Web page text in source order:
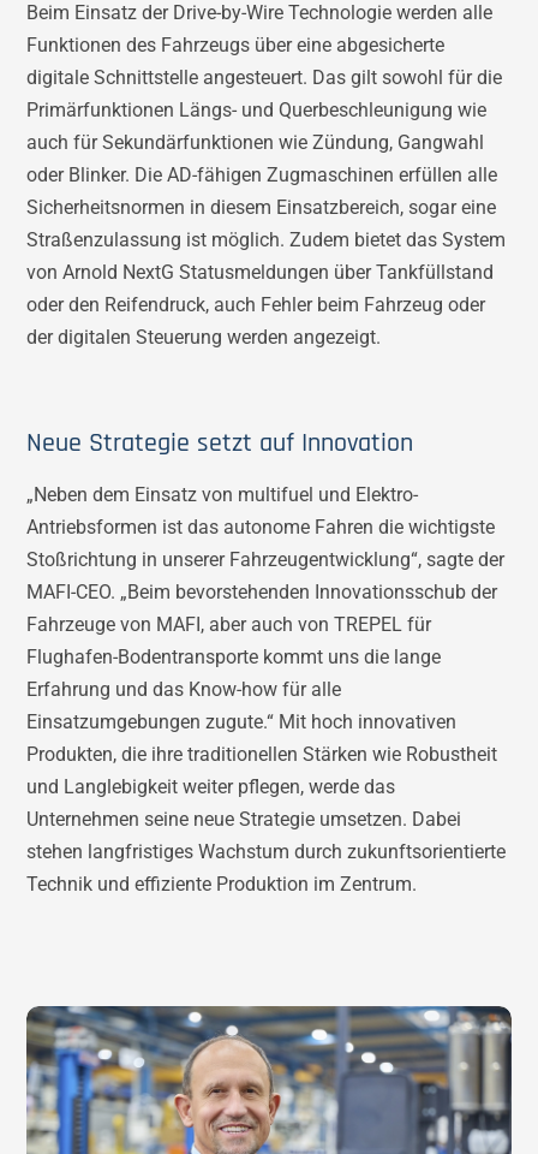
Beim Einsatz der Drive-by-Wire Technologie werden alle
Funktionen des Fahrzeugs über eine abgesicherte
digitale Schnittstelle angesteuert. Das gilt sowohl für die
Primärfunktionen Längs- und Querbeschleunigung wie
auch für Sekundärfunktionen wie Zündung, Gangwahl
oder Blinker. Die AD-fähigen Zugmaschinen erfüllen alle
Sicherheitsnormen in diesem Einsatzbereich, sogar eine
Straßenzulassung ist möglich. Zudem bietet das System
von Arnold NextG Statusmeldungen über Tankfüllstand
oder den Reifendruck, auch Fehler beim Fahrzeug oder
der digitalen Steuerung werden angezeigt.
Neue Strategie setzt auf Innovation
„Neben dem Einsatz von multifuel und Elektro-
Antriebsformen ist das autonome Fahren die wichtigste
Stoßrichtung in unserer Fahrzeugentwicklung“, sagte der
MAFI-CEO. „Beim bevorstehenden Innovationsschub der
Fahrzeuge von MAFI, aber auch von TREPEL für
Flughafen-Bodentransporte kommt uns die lange
Erfahrung und das Know-how für alle
Einsatzumgebungen zugute.“ Mit hoch innovativen
Produkten, die ihre traditionellen Stärken wie Robustheit
und Langlebigkeit weiter pflegen, werde das
Unternehmen seine neue Strategie umsetzen. Dabei
stehen langfristiges Wachstum durch zukunftsorientierte
Technik und effiziente Produktion im Zentrum.